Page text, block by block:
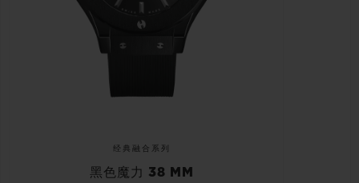
经典融合系列
黑色魔力 38 MM